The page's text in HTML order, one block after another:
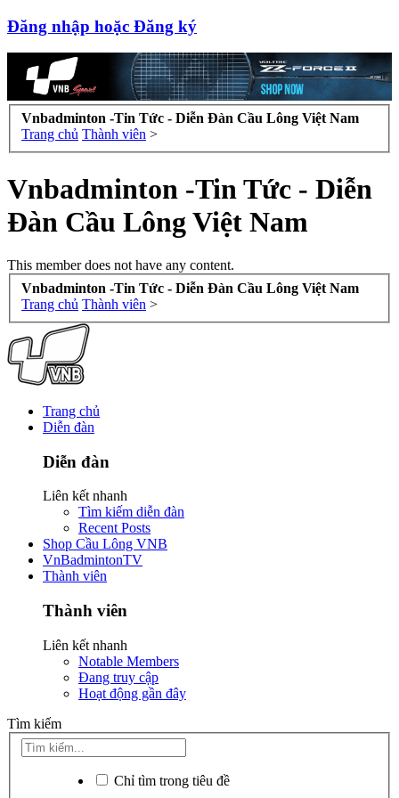
Đăng nhập hoặc Đăng ký
Vnbadminton -Tin Tức - Diễn Đàn Cầu Lông Việt Nam
Trang chủ Thành viên >
Vnbadminton -Tin Tức - Diễn
Đàn Cầu Lông Việt Nam
This member does not have any content.
Vnbadminton -Tin Tức - Diễn Đàn Cầu Lông Việt Nam
Trang chủ Thành viên >
Trang chủ
Diễn đàn
Diễn đàn
Liên kết nhanh
Tìm kiếm diễn đàn
Recent Posts
Shop Cầu Lông VNB
VnBadmintonTV
Thành viên
Thành viên
Liên kết nhanh
Notable Members
Đang truy cập
Hoạt động gần đây
Tìm kiếm
Chỉ tìm trong tiêu đề